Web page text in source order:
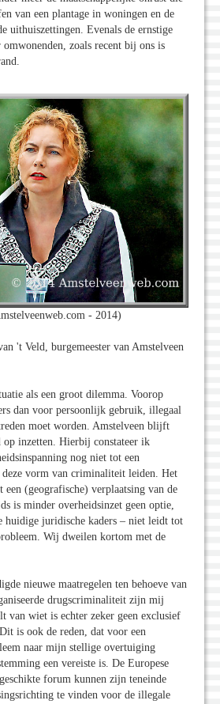
van een plantage in woningen en de
uithuiszettingen. Evenals de ernstige
zoals recent bij ons is
- 2014)
't Veld, burgemeester van Amstelveen
als een groot dilemma. Voorop
dan voor persoonlijk gebruik, illegaal
moet worden. Amstelveen blijft
inzetten. Hierbij constateer ik
nog niet tot een
vorm van criminaliteit leiden. Het
(geografische) verplaatsing van de
is minder overheidsinzet geen optie,
huidige juridische kaders – niet leidt tot
Wij dweilen kortom met de
nieuwe maatregelen ten behoeve van
drugscriminaliteit zijn mij
van wiet is echter zeker geen exclusief
is ook de reden, dat voor een
naar mijn stellige overtuiging
een vereiste is. De Europese
forum kunnen zijn teneinde
te vinden voor de illegale